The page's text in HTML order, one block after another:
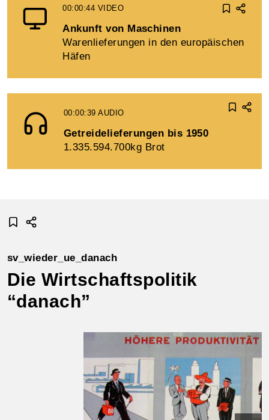
00:00:44 VIDEO
Ankunft von Maschinen
Warenlieferungen in den europäischen
Häfen
00:00:39AUDIO
Getreidelieferungen bis 1950
1.335.594.700kg Brot
sv_wieder_ue_danach
Die Wirtschaftspolitik
“danach”